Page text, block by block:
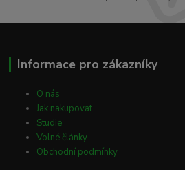
Informace pro zákazníky
O nás
Jak nakupovat
Studie
Volné články
Obchodní podmínky